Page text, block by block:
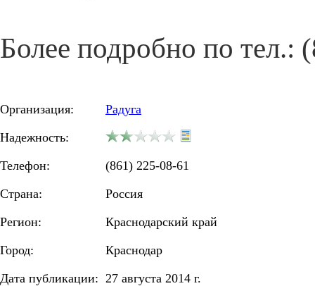
Более подробно по тел.:
Организация:
Радуга
Надежность:
Телефон:
(861) 225-08-61
Страна:
Россия
Регион:
Краснодарский край
Город:
Краснодар
Дата публикации: 27 августа 2014 г.